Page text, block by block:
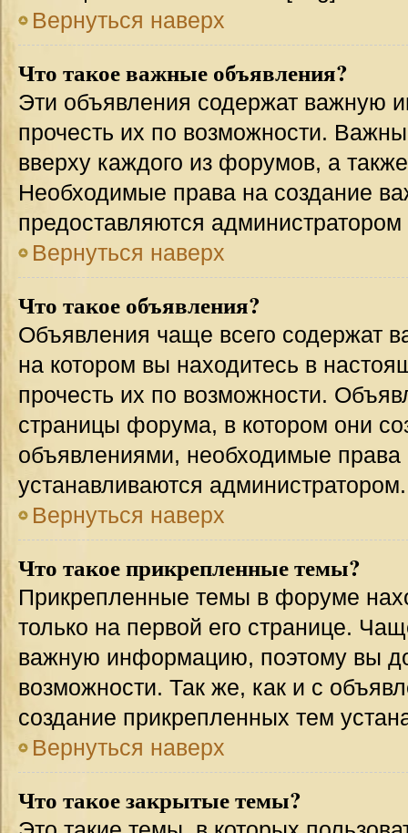
Вернуться наверх
Что такое важные объявления?
Эти объявления содержат
прочесть их по возможности.
вверху каждого из форумов, а
Необходимые права на создание
предоставляются
Вернуться наверх
Что такое объявления?
Объявления чаще всего
на котором вы находитесь в
прочесть их по возможности.
страницы форума, в котором они
объявлениями, необходимые права
устанавливаются администратором.
Вернуться наверх
Что такое прикрепленные темы?
Прикрепленные темы в форуме
только на первой его странице.
важную информацию, поэтому вы
возможности. Так же, как и с
создание прикрепленных тем
Вернуться наверх
Что такое закрытые темы?